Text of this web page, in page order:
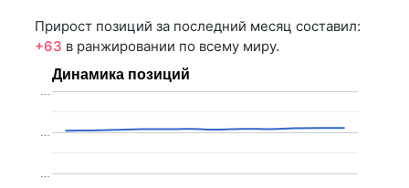
Прирост позиций за последний месяц составил:
+63 в ранжировании по всему миру.
Динамика позиций
…
…